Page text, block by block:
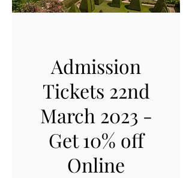
Admission
Tickets 22nd
March 2023 -
Get 10% off
Online